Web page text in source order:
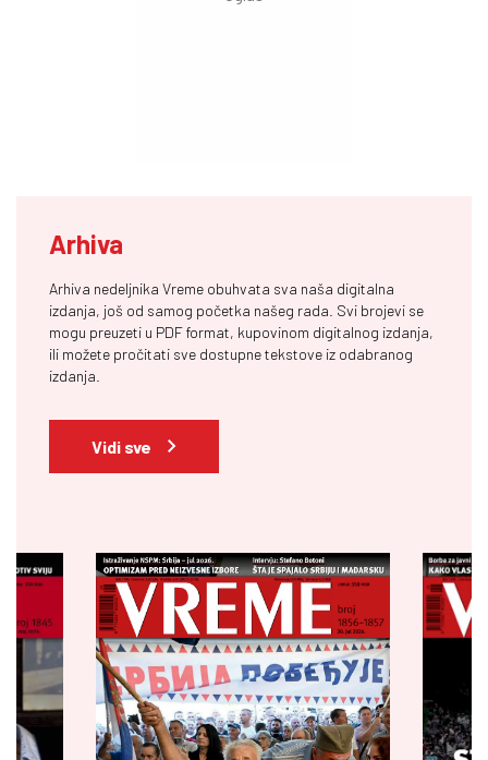
Arhiva
Arhiva nedeljnika Vreme obuhvata sva naša digitalna
izdanja, još od samog početka našeg rada. Svi brojevi se
mogu preuzeti u PDF format, kupovinom digitalnog izdanja,
ili možete pročitati sve dostupne tekstove iz odabranog
izdanja.
Vidi sve